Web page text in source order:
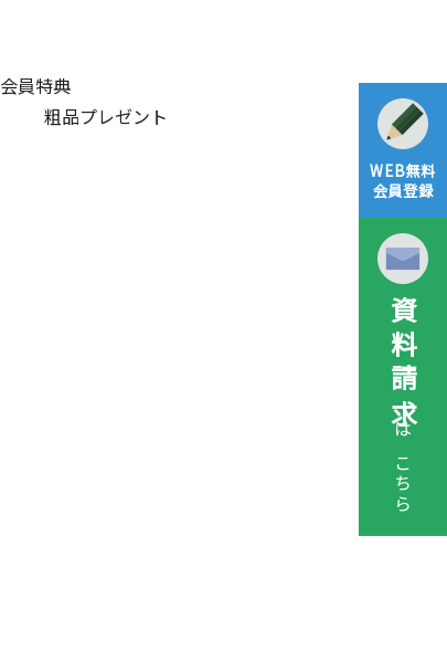
WEB無料
会員登録
資料請求
はこちら
会員特典
粗品プレゼント